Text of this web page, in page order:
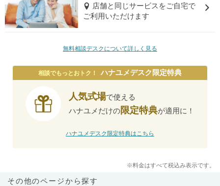
店舗と同じサービスをご自宅で
ご利用いただけます
無料相談デスクについて詳しく見る
相談でもっとおトク！ ハナユメデスク限定特典
人気式場で使える
ハナユメだけの限定特典が適用に！
ハナユメデスク限定特典はこちら
※料金はすべて税込み表示です。
その他のページから探す